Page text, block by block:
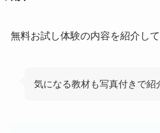
無料お試し体験の内容を紹介して
気になる教材も写真付きで紹